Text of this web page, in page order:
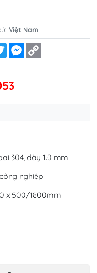
Việt Nam
TwitterMessenger
304, dày 1.0 mm
nghiệp
x 500/1800mm